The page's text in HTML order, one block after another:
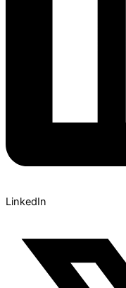
LinkedIn